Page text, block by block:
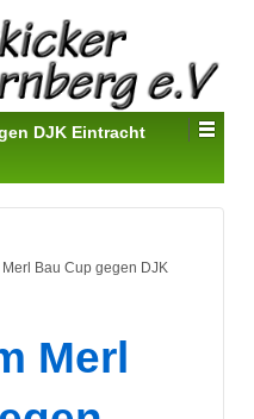
DJK Eintracht
Bau Cup gegen DJK
Merl